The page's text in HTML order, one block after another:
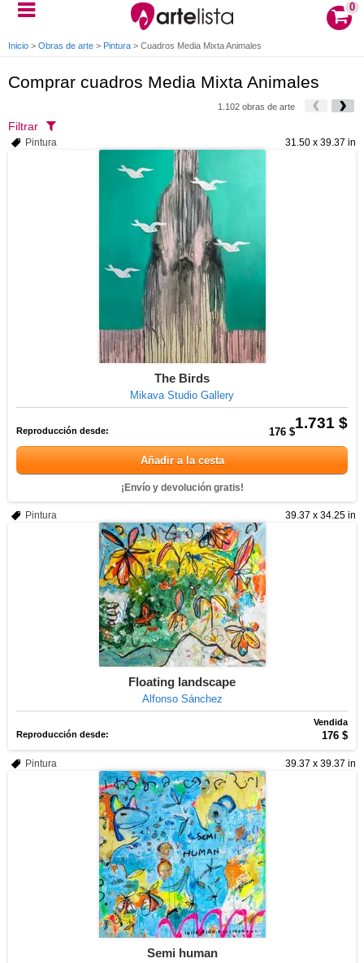
0
Inicio > Obras de arte > Pintura > Cuadros Media Mixta Animales
Comprar cuadros Media Mixta Animales
1.102 obras de arte
Filtrar
31.50 x 39.37 in
Pintura
The Birds
Mikava Studio Gallery
1.731 $
Reproducción desde: 176 $
Añadir a la cesta
¡Envío y devolución gratis!
39.37 x 34.25 in
Pintura
Floating landscape
Alfonso Sánchez
Vendida
Reproducción desde:
176 $
39.37 x 39.37 in
Pintura
Semi human